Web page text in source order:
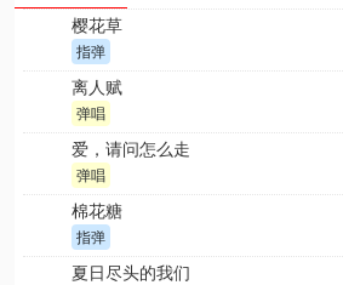
樱花草
指弹
离人赋
弹唱
爱，请问怎么走
弹唱
棉花糖
指弹
夏日尽头的我们